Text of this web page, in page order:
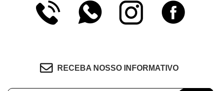
RECEBA NOSSO INFORMATIVO